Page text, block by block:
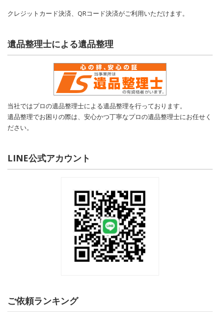
クレジットカード決済、QRコード決済がご利用いただけます。
遺品整理士による遺品整理
当社ではプロの遺品整理士による遺品整理を行っております。
遺品整理でお困りの際は、安心かつ丁寧なプロの遺品整理士にお任せく
ださい。
LINE公式アカウント
ご依頼ランキング